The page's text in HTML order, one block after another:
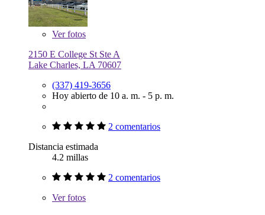
Verfotos
2150 E College St Ste A
Lake Charles, LA 70607
(337) 419-3656
Hoy abierto de 10 a. m. - 5 p. m.
2 comentarios
Distancia estimada
4.2 millas
2 comentarios
Verfotos